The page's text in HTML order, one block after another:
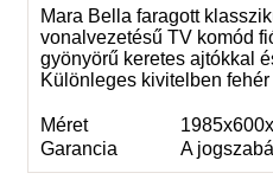
Mara Bella faragott
vonalvezetésű TV komód
gyönyörű keretes ajtókkal
Különleges kivitelben fehér
Méret
Garancia
A